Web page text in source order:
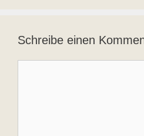
Schreibe einen